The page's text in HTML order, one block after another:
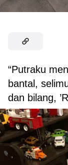
“Putraku
bantal,
dan bilang,